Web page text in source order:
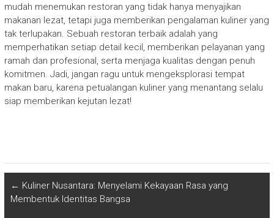
mudah menemukan restoran yang tidak hanya menyajikan
makanan lezat, tetapi juga memberikan pengalaman kuliner yang
tak terlupakan. Sebuah restoran terbaik adalah yang
memperhatikan setiap detail kecil, memberikan pelayanan yang
ramah dan profesional, serta menjaga kualitas dengan penuh
komitmen. Jadi, jangan ragu untuk mengeksplorasi tempat
makan baru, karena petualangan kuliner yang menantang selalu
siap memberikan kejutan lezat!
← Kuliner Nusantara: Menyelami Kekayaan Rasa yang
Membentuk Identitas Bangsa